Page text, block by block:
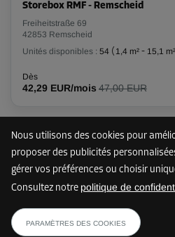
Nous utilisons des cookies pour
proposer des publicités
gérer vos préférences ou choisir
Consultez notre politique de
PARAMÈTRES DES COOKIES
Dès
65,00 EUR/mois
Storebox RMF - Remscheid
Freiheitstraße 69
42853 Remscheid
Unités disponibles : 54 ( 1,4 m² - 15,1 m²
Dès
42,29 EUR/mois 47,00 EUR
42651 Solingen
29,69 EUR/mois